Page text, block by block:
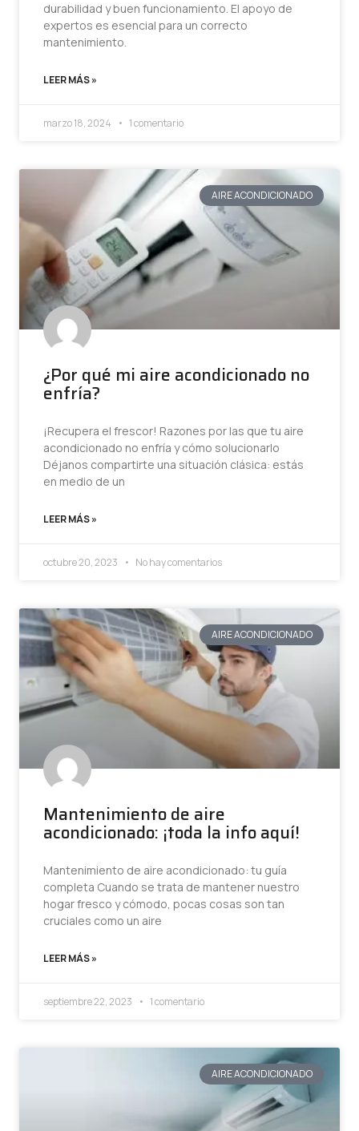
durabilidad y buen funcionamiento. El apoyo de
expertos es esencial para un correcto
mantenimiento.
LEER MÁS »
marzo 18, 2024 1 comentario
AIRE ACONDICIONADO
¿Por qué mi aire acondicionado no
enfría?
¡Recupera el frescor! Razones por las que tu aire
acondicionado no enfría y cómo solucionarlo
Déjanos compartirte una situación clásica: estás
en medio de un
LEER MÁS »
octubre 20, 2023 No hay comentarios
AIRE ACONDICIONADO
Mantenimiento de aire
acondicionado: ¡toda la info aquí!
Mantenimiento de aire acondicionado: tu guía
completa Cuando se trata de mantener nuestro
hogar fresco y cómodo, pocas cosas son tan
cruciales como un aire
LEER MÁS »
septiembre 22, 2023 1 comentario
AIRE ACONDICIONADO